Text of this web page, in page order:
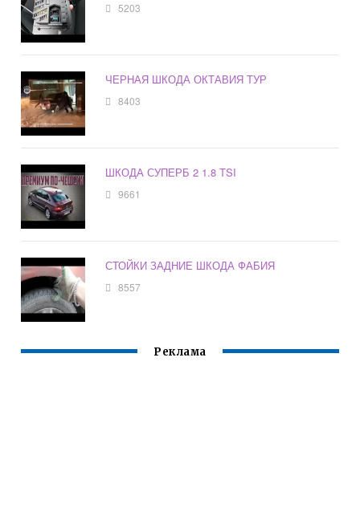
5203
ЧЕРНАЯ ШКОДА ОКТАВИЯ ТУР
8403
ШКОДА СУПЕРБ 2 1.8 TSI
9661
СТОЙКИ ЗАДНИЕ ШКОДА ФАБИЯ
8557
Реклама